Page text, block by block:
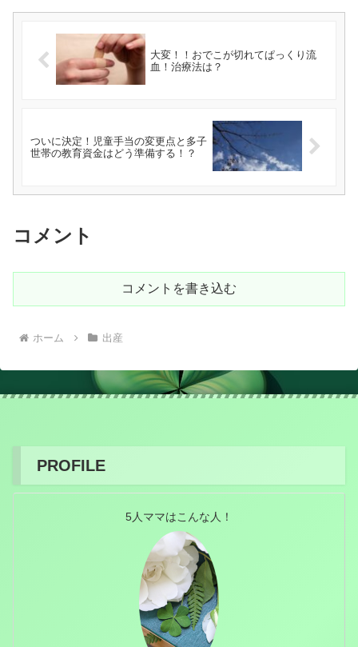
大変！！おでこが切れてぱっくり流
血！治療法は？
ついに決定！児童手当の変更点と多子
世帯の教育資金はどう準備する！？
コメント
コメントを書き込む
ホーム 出産
PROFILE
5人ママはこんな人！